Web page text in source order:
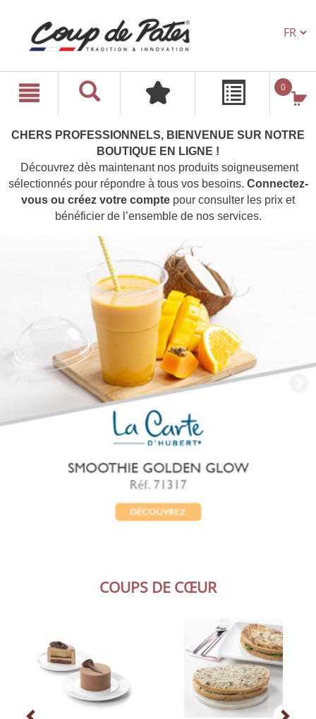
0
CHERS PROFESSIONNELS, BIENVENUE SUR NOTRE
BOUTIQUE EN LIGNE !
Découvrez dès maintenant nos produits soigneusement
sélectionnés pour répondre à tous vos besoins. Connectez-
vous ou créez votre compte pour consulter les prix et
bénéficier de l’ensemble de nos services.
COUPS DE CŒUR